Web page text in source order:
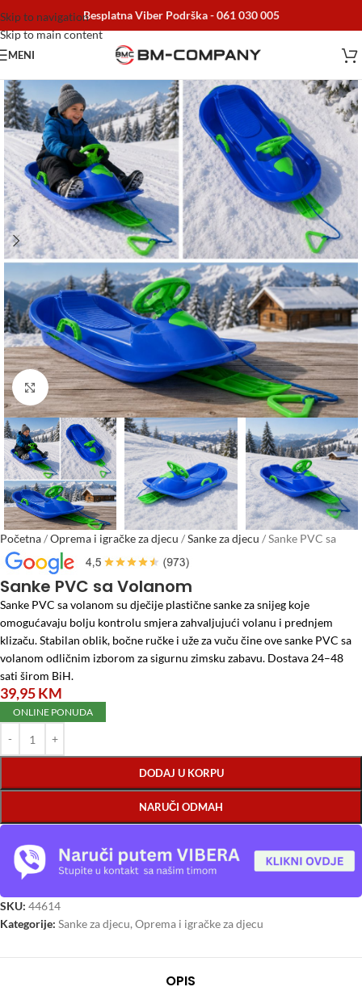
Skip to navigation
Skip to main content
Besplatna Viber Podrška -061 030 005
MENI
Click to enlarge
Početna/Oprema i igračke za djecu /Sanke za djecu /Sanke PVC sa
Volanom
Sanke PVC sa Volanom
Sanke PVC sa volanom su dječije plastične sanke za snijeg koje
omogućavaju bolju kontrolu smjera zahvaljujući volanu i prednjem
klizaču. Stabilan oblik, bočne ručke i uže za vuču čine ove sanke PVC sa
volanom odličnim izborom za sigurnu zimsku zabavu. Dostava 24–48
sati širom BiH.
39,95KM
ONLINE PONUDA
DODAJ U KORPU
NARUČI ODMAH
SKU: 44614
Kategorije: Sanke za djecu, Oprema i igračke za djecu
OPIS